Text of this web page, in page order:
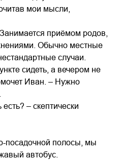
мои мысли,
приёмом родов,
Обычно местные
случаи.
сидеть, а вечером не
Иван. – Нужно
– скептически
посадочной полосы, мы
автобус.